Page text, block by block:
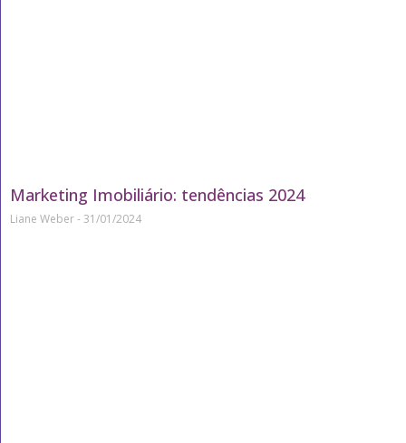
Marketing Imobiliário: tendências 2024
Liane Weber 31/01/2024